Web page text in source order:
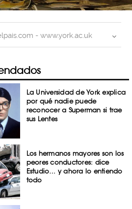
- www.york.ac.uk
La Universidad de York explica
por qué nadie puede
reconocer a Superman si trae
sus Lentes
Los hermanos mayores son los
peores conductores: dice
Estudio… y ahora lo entiendo
todo